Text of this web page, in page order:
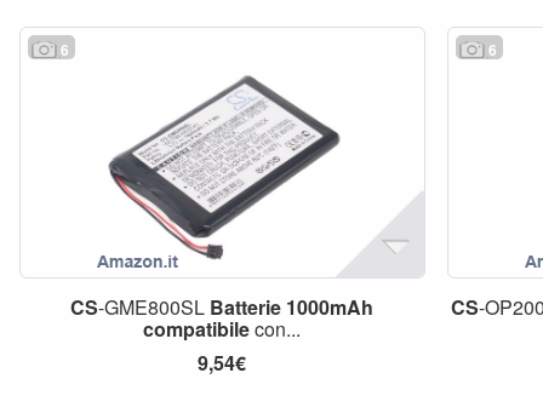
6
CS-GME800SL Batterie 1000mAh
compatibilecon...
9,54€
6
CS-